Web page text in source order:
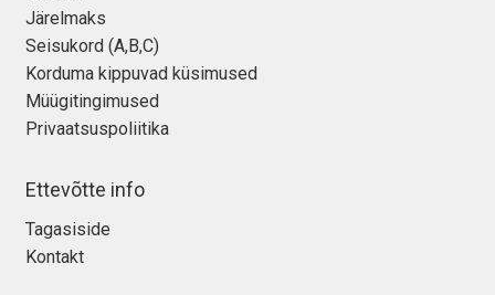
Järelmaks
Seisukord (A,B,C)
Korduma kippuvad küsimused
Müügitingimused
Privaatsuspoliitika
Ettevõtte info
Tagasiside
Kontakt